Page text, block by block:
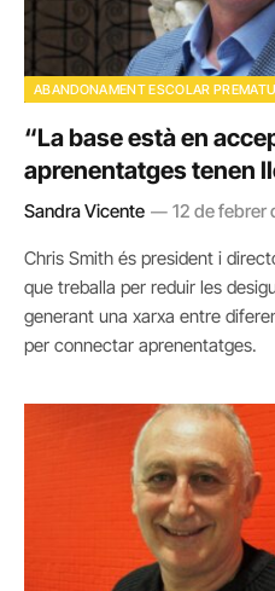
ABANDONAMENT ESCOLAR
“La base està en
aprenentatges tenen
Sandra Vicente 12 de febrer
Chris Smith és president i
que treballa per reduir les
generant una xarxa entre
per connectar aprenentatges.